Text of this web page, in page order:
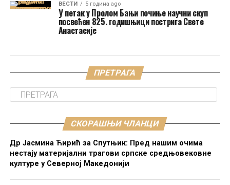
ВЕСТИ 5 година ago
У петак у Пролом Бањи почиње научни скуп
посвећен 825. годишњици пострига Свете
Анастасије
ПРЕТРАГА
СКОРАШЊИ ЧЛАНЦИ
Др Јасмина Ћирић за Спутњик: Пред нашим очима
нестају материјални трагови српске средњовековне
културе у Северној Македонији